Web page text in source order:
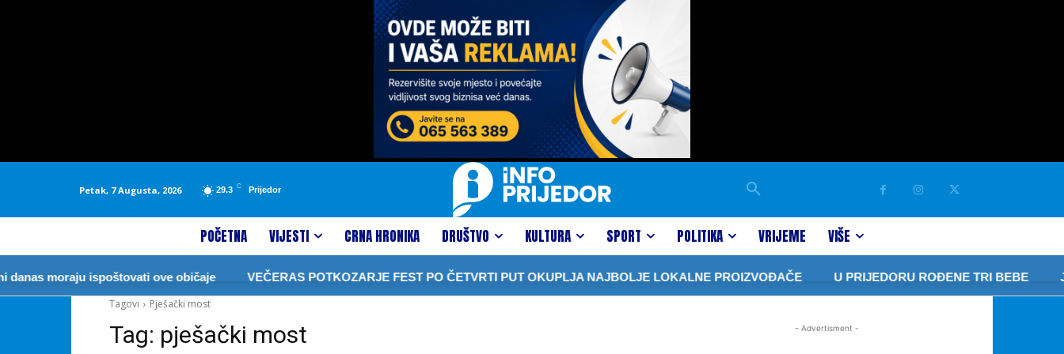
Petak, 7 Augusta, 2026 29.3 C Prijedor
POČETNA VIJESTI CRNA HRONIKA DRUŠTVO KULTURA SPORT POLITIKA VRIJEME VIŠE
moraju ispoštovati ove običaje VEČERAS POTKOZARJE FEST PO ČETVRTI PUT OKUPLJA NAJBOLJE LOKALNE PROIZVOĐAČE U PRIJEDORU ROĐENE TRI BEBE
Tagovi
Pješački most
Tag: pješački most - Advertisment -